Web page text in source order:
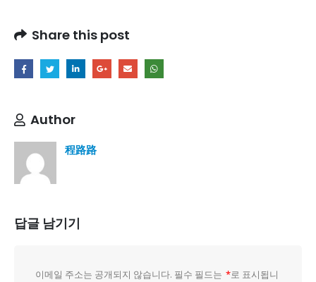
Share this post
Author
程路路
답글 남기기
이메일 주소는 공개되지 않습니다. 필수 필드는 *로 표시됩니